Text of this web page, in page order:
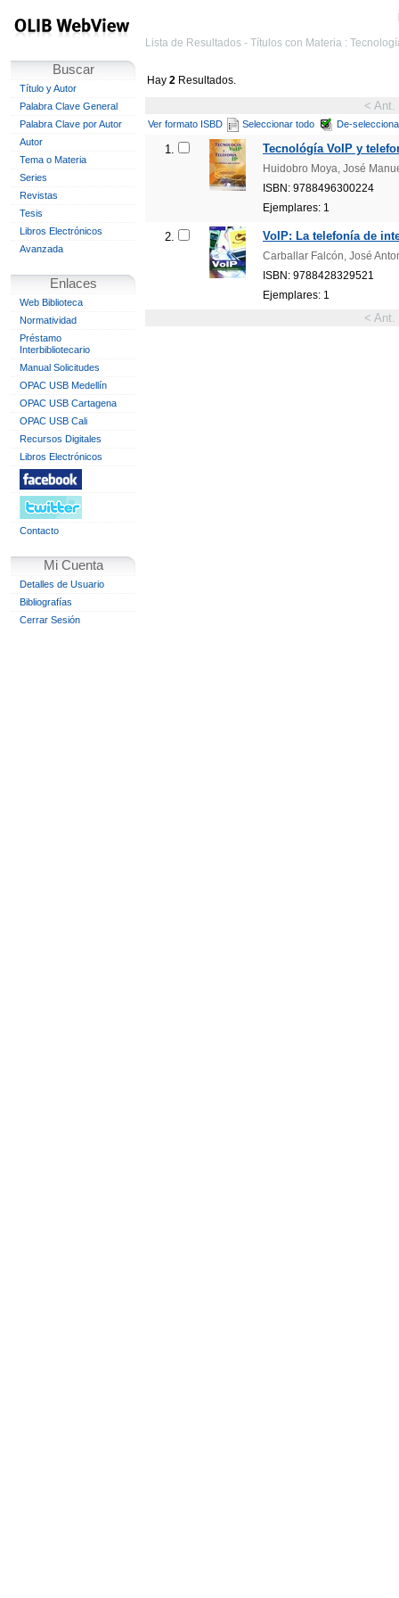
Buscar
Título y Autor
Palabra Clave General
Palabra Clave por Autor
Autor
Tema o Materia
Series
Revistas
Tesis
Libros Electrónicos
Avanzada
Enlaces
Web Biblioteca
Normatividad
Préstamo
Interbibliotecario
Manual Solicitudes
OPAC USB Medellín
OPAC USB Cartagena
OPAC USB Cali
Recursos Digitales
Libros Electrónicos
Contacto
Mi Cuenta
Detalles de Usuario
Bibliografías
Cerrar Sesión
Lista de Resultados - Títulos con Materia :
Hay 2 Resultados.
< Ant.
Ver formato ISBD Seleccionar todo De-
1. Tecnológía VoIP y
Huidobro Moya, José
ISBN: 9788496300224
Ejemplares: 1
2. VoIP: La telefonía de
Carballar Falcón, José
ISBN: 9788428329521
Ejemplares: 1
< Ant.